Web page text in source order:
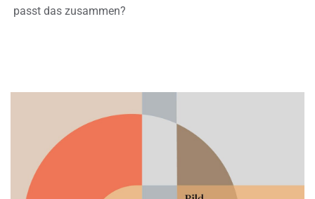
passt das zusammen?